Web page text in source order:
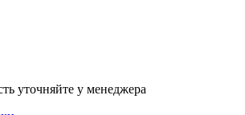
уточняйте у менеджера